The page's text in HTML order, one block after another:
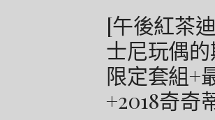
[午後紅茶
士尼玩偶
限定套組+
+2018奇奇